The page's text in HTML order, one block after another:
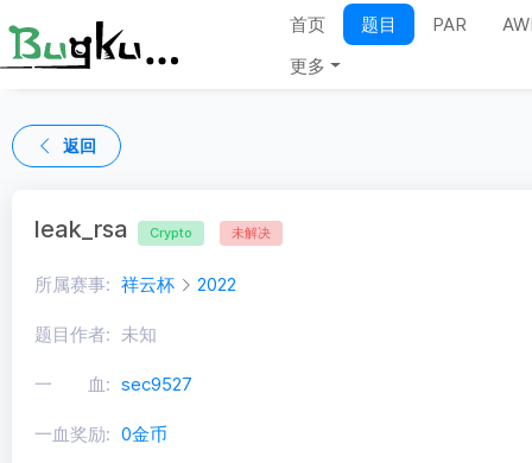
首页 题目 PAR
更多
返回
leak_rsa Crypto 未解决
所属赛事: 祥云杯 2022
题目作者: 未知
一 血: sec9527
一血奖励: 0金币